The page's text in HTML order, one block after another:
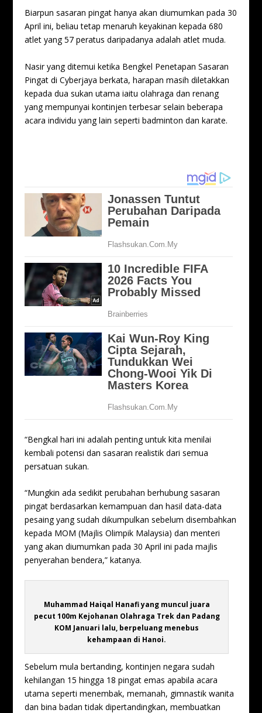
Biarpun sasaran pingat hanya akan diumumkan pada 30
April ini, beliau tetap menaruh keyakinan kepada 680
atlet yang 57 peratus daripadanya adalah atlet muda.
Nasir yang ditemui ketika Bengkel Penetapan Sasaran
Pingat di Cyberjaya berkata, harapan masih diletakkan
kepada dua sukan utama iaitu olahraga dan renang
yang mempunyai kontinjen terbesar selain beberapa
acara individu yang lain seperti badminton dan karate.
“Bengkal hari ini adalah penting untuk kita menilai
kembali potensi dan sasaran realistik dari semua
persatuan sukan.
“Mungkin ada sedikit perubahan berhubung sasaran
pingat berdasarkan kemampuan dan hasil data-data
pesaing yang sudah dikumpulkan sebelum disembahkan
kepada MOM (Majlis Olimpik Malaysia) dan menteri
yang akan diumumkan pada 30 April ini pada majlis
penyerahan bendera,” katanya.
Muhammad Haiqal Hanafi yang muncul juara
pecut 100m Kejohanan Olahraga Trek dan Padang
KOM Januari lalu, berpeluang menebus
kehampaan di Hanoi.
Sebelum mula bertanding, kontinjen negara sudah
kehilangan 15 hingga 18 pingat emas apabila acara
utama seperti menembak, memanah, gimnastik wanita
dan bina badan tidak dipertandingkan, membuatkan